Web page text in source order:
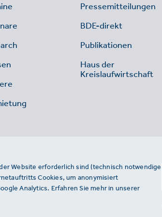
Pressemitteilungen
BDE-direkt
Publikationen
Haus der
Kreislaufwirtschaft
Website erforderlich sind (technisch notwendige
Cookies, um anonymisiert
Analytics. Erfahren Sie mehr in unserer